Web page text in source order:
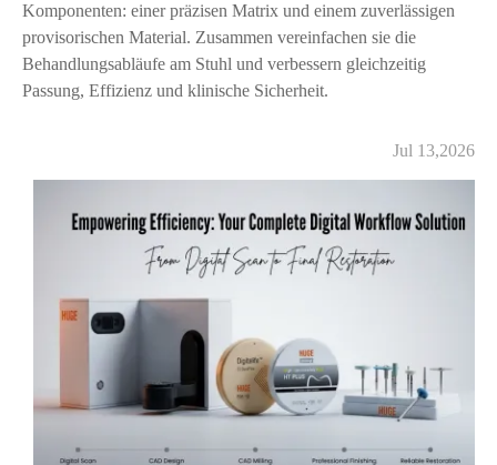
Komponenten: einer präzisen Matrix und einem zuverlässigen
provisorischen Material. Zusammen vereinfachen sie die
Behandlungsabläufe am Stuhl und verbessern gleichzeitig
Passung, Effizienz und klinische Sicherheit.
Jul 13,2026